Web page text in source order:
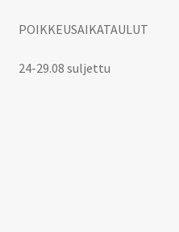
POIKKEUSAIKATAULUT
24-29.08 suljettu